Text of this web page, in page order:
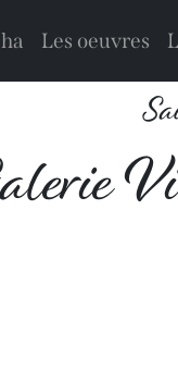
Les oeuvres